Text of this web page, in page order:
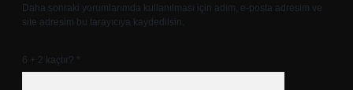
Daha sonraki yorumlarımda kullanılması için adım, e-posta adresim ve
site adresim bu tarayıcıya kaydedilsin.
6 + 2 kaçtır? *